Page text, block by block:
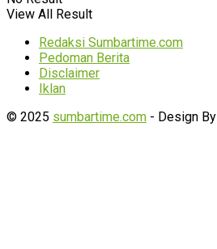
View All Result
Redaksi Sumbartime.com
Pedoman Berita
Disclaimer
Iklan
© 2025 sumbartime.com - Design By